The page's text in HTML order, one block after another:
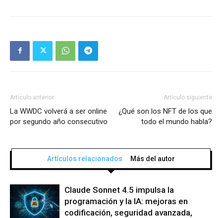
Artículo anterior
La WWDC volverá a ser online
por segundo año consecutivo
Artículo siguiente
¿Qué son los NFT de los que
todo el mundo habla?
Artículos relacionados Más del autor
Claude Sonnet 4.5 impulsa la
programación y la IA: mejoras en
codificación, seguridad avanzada,